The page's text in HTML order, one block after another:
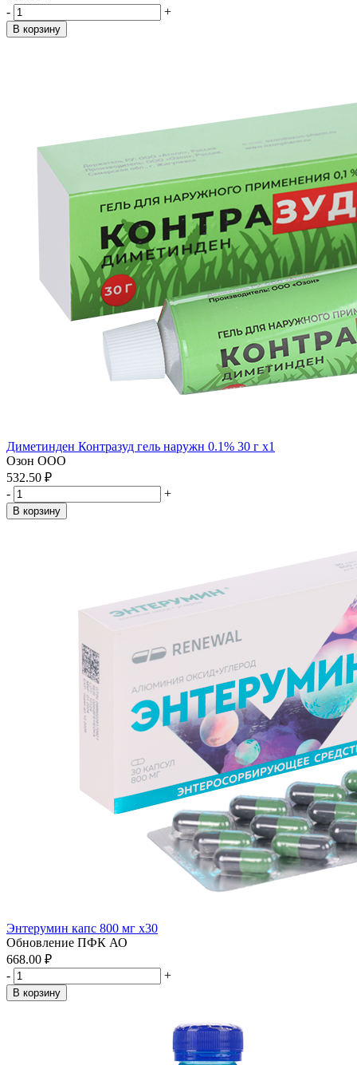
-
+
В корзину
Диметинден Контразуд гель наружн 0.1% 30 г x1
Озон ООО
532.50 ₽
-
+
В корзину
Энтерумин капс 800 мг x30
Обновление ПФК АО
668.00 ₽
-
+
В корзину